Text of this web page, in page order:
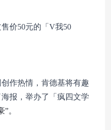
价50元的「V我50
作热情，肯德基将有趣
报，举办了「疯四文学
。